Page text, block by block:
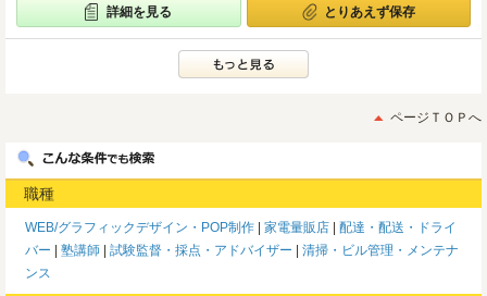
詳細を見る とりあえず保存
ページＴＯＰへ
職種
WEB/グラフィックデザイン・POP制作 家電量販店
配達・配送・ドライ
バー
塾講師 試験監督・採点・アドバイザー
清掃・ビル管理・メンテナ
ンス